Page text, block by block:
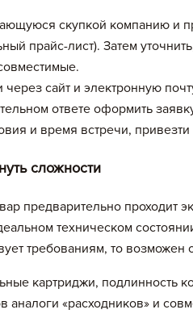
скупкой компанию и
прайс-лист). Затем
сайт и электронную
ответе оформить
и время встречи,
сложности
предварительно проходит
техническом
требованиям, то возможен
картриджи, подлинность
аналоги «расходников» и
Принтер
работу с прайс-листом